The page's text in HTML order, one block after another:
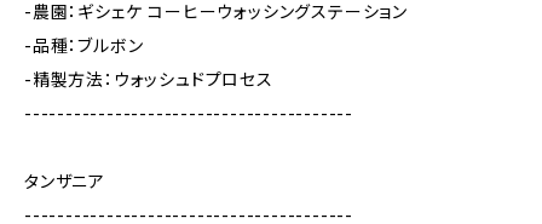
-農園：ギシェケ コーヒーウォッシングステーション
-品種：ブルボン
-精製方法：ウォッシュドプロセス
----------------------------------------
タンザニア
----------------------------------------